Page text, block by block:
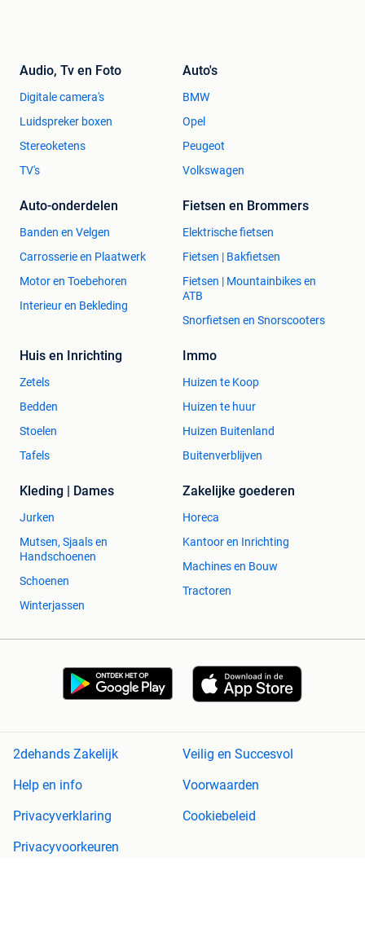
Audio, Tv en Foto
Digitale camera's
Luidspreker boxen
Stereoketens
TV's
Auto's
BMW
Opel
Peugeot
Volkswagen
Auto-onderdelen
Banden en Velgen
Carrosserie en Plaatwerk
Motor en Toebehoren
Interieur en Bekleding
Fietsen en Brommers
Elektrische fietsen
Fietsen | Bakfietsen
Fietsen | Mountainbikes en
ATB
Snorfietsen en Snorscooters
Huis en Inrichting
Zetels
Bedden
Stoelen
Tafels
Immo
Huizen te Koop
Huizen te huur
Huizen Buitenland
Buitenverblijven
Kleding | Dames
Jurken
Mutsen, Sjaals en
Handschoenen
Schoenen
Winterjassen
Zakelijke goederen
Horeca
Kantoor en Inrichting
Machines en Bouw
Tractoren
2dehands Zakelijk
Veilig en Succesvol
Help en info
Voorwaarden
Privacyverklaring
Cookiebeleid
Privacyvoorkeuren